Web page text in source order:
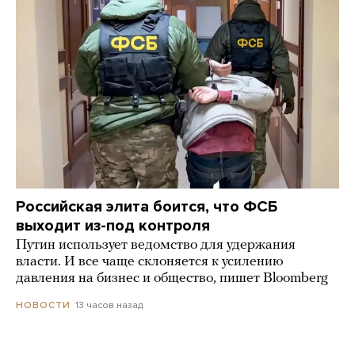
Российская элита боится, что ФСБ
выходит из-под контроля
Путин использует ведомство для удержания
власти. И все чаще склоняется к усилению
давления на бизнес и общество, пишет Bloomberg
НОВОСТИ 13 часов назад